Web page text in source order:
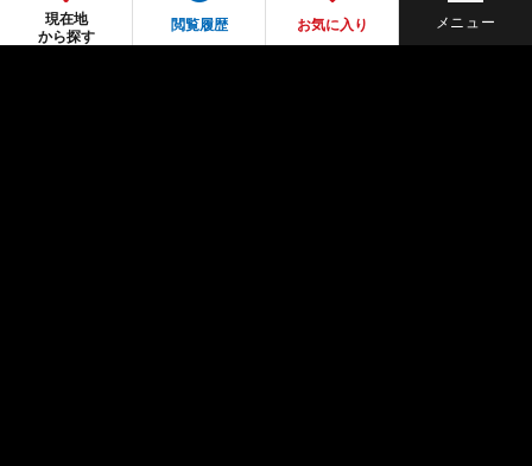
現在地
から探す
閲覧履歴 お気に入り